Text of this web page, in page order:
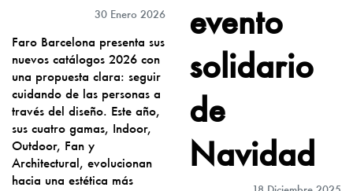
30 Enero 2026
Faro Barcelona presenta sus
nuevos catálogos 2026 con
una propuesta clara: seguir
cuidando de las personas a
través del diseño. Este año,
sus cuatro gamas, Indoor,
Outdoor, Fan y
Architectural, evolucionan
hacia una estética más
evento
solidario
de
Navidad